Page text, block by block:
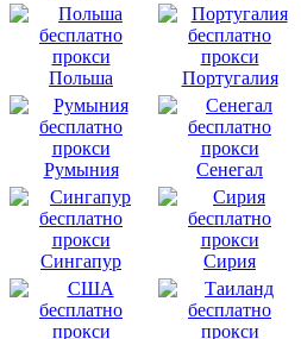
Польша Португалия
Румыния Сенегал
Сингапур Сирия